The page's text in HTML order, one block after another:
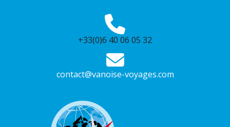
+33(0)6 40 06 05 32
contact@vanoise-voyages.com